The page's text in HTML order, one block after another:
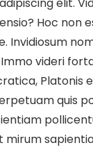
elit.
Hoc non
Invidiosum
videri
Platonis
quis
mirum